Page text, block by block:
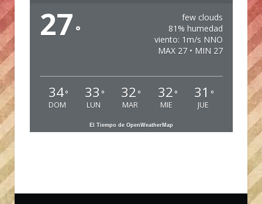
27 °
few clouds
81% humedad
viento: 1m/s NNO
MAX 27 • MIN 27
34°
DOM
33 °
LUN
32 °
MAR
32 °
MIE
31 °
JUE
El Tiempo de OpenWeatherMap